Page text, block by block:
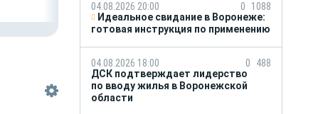
04.08.2026 20:00 0
1088
Идеальное свидание в Воронеже:
готовая инструкция по применению
04.08.2026 18:00 0
488
ДСК подтверждает лидерство
по вводу жилья в Воронежской
области